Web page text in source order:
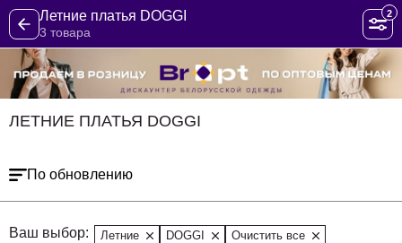
Летние платья DOGGI
3 товара
2
ЛЕТНИЕ ПЛАТЬЯ DOGGI
По обновлению
Ваш выбор: Летние DOGGI Очистить все